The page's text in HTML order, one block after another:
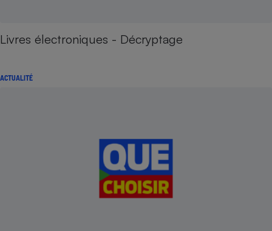
Livres électroniques - Décryptage
ACTUALITÉ